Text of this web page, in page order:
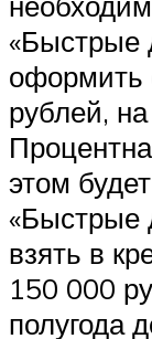
«Быстрые
оформить
рублей,
этом
«Быстрые
взять в
150 000
полугода